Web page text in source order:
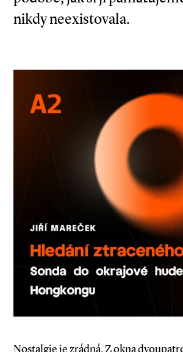
nikdy neexistovala.
Nostalgie je zrádná. Z okna